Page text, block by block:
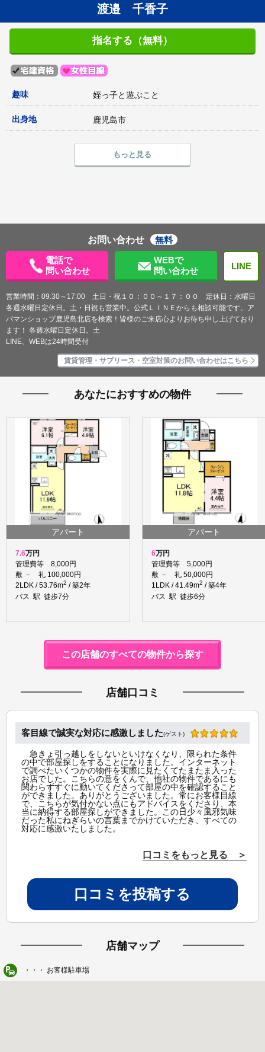
渡邉 千香子
指名する（無料）
趣味 姪っ子と遊ぶこと
出身地 鹿児島市
もっと見る
お問い合わせ
無料
電話で
問い合わせ
WEBで
問い合わせ
LINE
営業時間：09:30～17:00 土日・祝１０：００～１７：００ 定休日：水曜日
各週水曜日定休日。土・日祝も営業中。公式ＬＩＮＥからも相談可能です。ア
パマンショップ鹿児島北店を検索！皆様のご来店心よりお待ち申し上げており
ます！ 各週水曜日定休日。土
LINE、WEBは24時間受付
賃貸管理・サブリース・空室対策のお問い合わせはこちら
あなたにおすすめの物件
アパート
7.6万円
管理費等 8,000円
敷 － 礼 100,000円
2LDK / 53.76m2 / 築2年
バス 駅 徒歩7分
アパート
6万円
管理費等 5,000円
敷 － 礼 50,000円
1LDK / 41.49m2 / 築4年
バス 駅 徒歩6分
この店舗のすべての物件から探す
店舗口コミ
客目線で誠実な対応に感激しました(ゲスト)
急きょ引っ越しをしないといけなくなり、限られた条件
の中で部屋探しをすることになりました。インターネット
で調べたいくつかの物件を実際に見たくてたまたま入った
お店でした。こちらの意をくんで、他社の物件であるにも
関わらずすぐに動いてくださって部屋の中を確認すること
ができました。ありがとうございました。常にお客様目線
で、こちらが気付かない点にもアドバイスをくださり、本
当に納得する部屋探しができました。この日少々風邪気味
だった私にねぎらいの言葉までかけていただき、すべての
対応に感激いたしました。
口コミをもっと見る ＞
口コミを投稿する
店舗マップ
・・・ お客様駐車場